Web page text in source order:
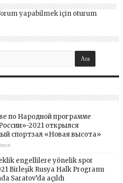
yapabilmek için oturum
по Народной программе
2021 открылся
спортзал «Новая высота»
engellilere yönelik spor
Birleşik Rusya Halk Programı
Saratov’da açıldı